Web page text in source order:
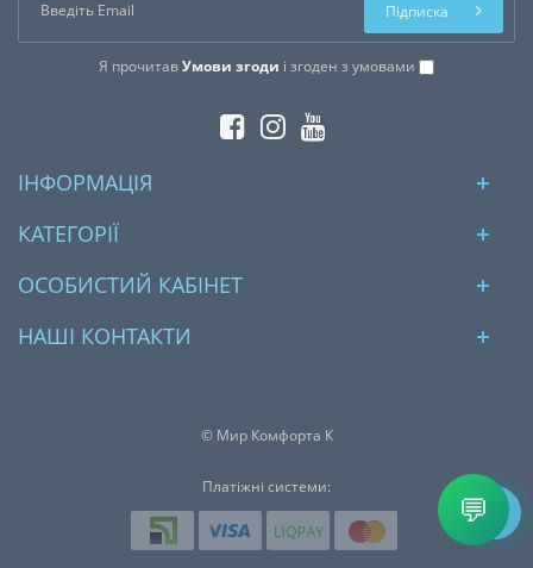
Я прочитавУмови згоди і згоден з умовами
Підписка
ІНФОРМАЦІЯ
КАТЕГОРІЇ
ОСОБИСТИЙ КАБІНЕТ
НАШІ КОНТАКТИ
© Мир Комфорта К
Платіжні системи:
💬